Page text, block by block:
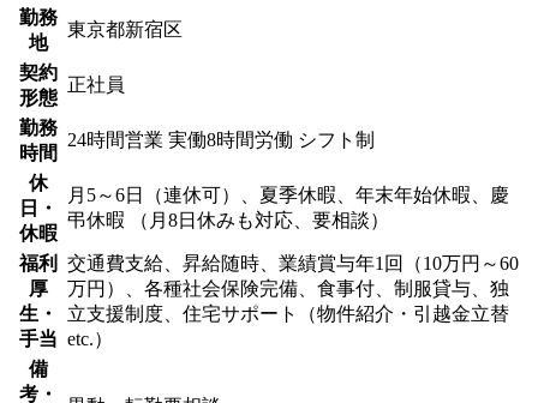
勤務
地
東京都新宿区
契約
形態
正社員
勤務
時間
24時間営業 実働8時間労働 シフト制
休
日・
休暇
月5～6日（連休可）、夏季休暇、年末年始休暇、慶
弔休暇 （月8日休みも対応、要相談）
福利
厚
生・
手当
交通費支給、昇給随時、業績賞与年1回（10万円～60
万円）、各種社会保険完備、食事付、制服貸与、独
立支援制度、住宅サポート（物件紹介・引越金立替
etc.）
備
考・